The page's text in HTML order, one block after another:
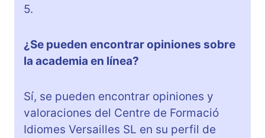
5.
¿Se pueden encontrar opiniones sobre
la academia en línea?
Sí, se pueden encontrar opiniones y
valoraciones del Centre de Formació
Idiomes Versailles SL en su perfil de